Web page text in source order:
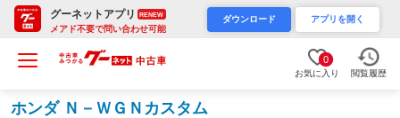
グーネットアプリ RENEW
メアド不要で問い合わせ可能
ダウンロード アプリを開く
0
お気に入り 閲覧履歴
ホンダ Ｎ－ＷＧＮカスタム